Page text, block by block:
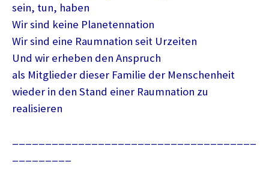
sein, tun, haben
Wir sind keine Planetennation
Wir sind eine Raumnation seit Urzeiten
Und wir erheben den Anspruch
als Mitglieder dieser Familie der Menschenheit
wieder in den Stand einer Raumnation zu
realisieren